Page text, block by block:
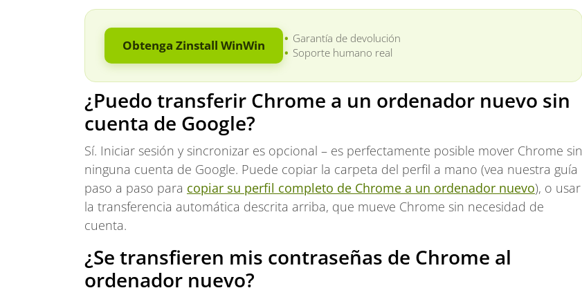
Obtenga Zinstall WinWin
Garantía de devolución
Soporte humano real
¿Puedo transferir Chrome a un ordenador nuevo sin
cuenta de Google?
Sí. Iniciar sesión y sincronizar es opcional – es perfectamente posible mover Chrome sin
ninguna cuenta de Google. Puede copiar la carpeta del perfil a mano (vea nuestra guía
paso a paso para copiar su perfil completo de Chrome a un ordenador nuevo), o usar
la transferencia automática descrita arriba, que mueve Chrome sin necesidad de
cuenta.
¿Se transfieren mis contraseñas de Chrome al
ordenador nuevo?